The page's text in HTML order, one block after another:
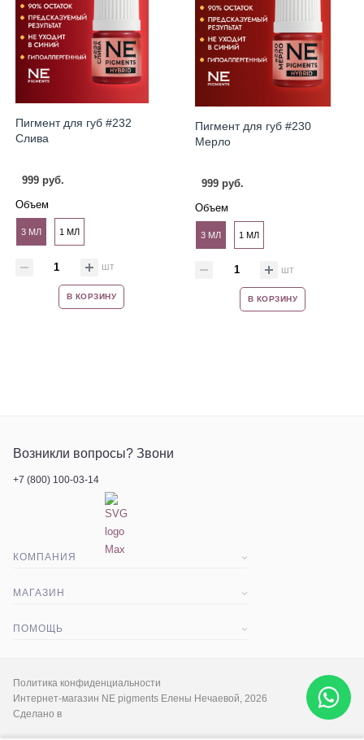
Пигмент для губ #232
Слива
999 руб.
Объем
3 МЛ 1 МЛ
шт
В КОРЗИНУ
Пигмент для губ #230
Мерло
999 руб.
Объем
3 МЛ 1 МЛ
шт
В КОРЗИНУ
КОМПАНИЯ
Экскурсия
Социальные сети
МАГАЗИН
Гарантия и срок возврата
Палитра цветов
ПОМОЩЬ
Возникли вопросы? Звони
+7 (800) 100-03-14
Политика конфиденциальности
Интернет-магазин NE pigments Елены Нечаевой, 2026
Сделано в